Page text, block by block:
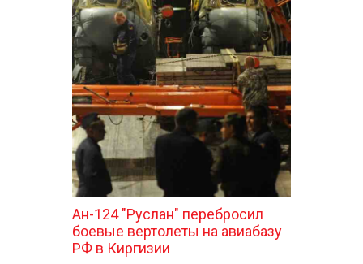
Ан-124 "Руслан" перебросил
боевые вертолеты на авиабазу
РФ в Киргизии